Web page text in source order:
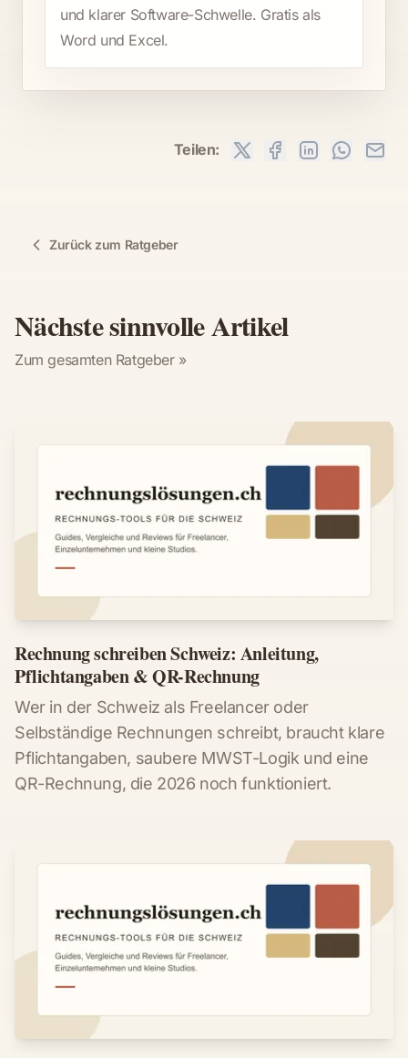
und klarer Software-Schwelle. Gratis als
Word und Excel.
Teilen:
Zurück zum Ratgeber
Nächste sinnvolle Artikel
Zum gesamten Ratgeber »
Rechnung schreiben Schweiz: Anleitung,
Pflichtangaben & QR-Rechnung
Wer in der Schweiz als Freelancer oder
Selbständige Rechnungen schreibt, braucht klare
Pflichtangaben, saubere MWST-Logik und eine
QR-Rechnung, die 2026 noch funktioniert.